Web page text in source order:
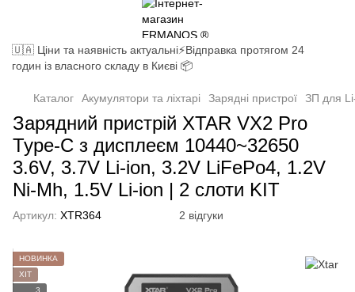
🇺🇦 Ціни та наявність актуальні⚡Відправка протягом 24
годин із власного складу в Києві 📦
Каталог Акумулятори та ліхтарі Зарядні пристрої ЗП для
Зарядний пристрій XTAR VX2 Pro
Type-C з дисплеєм 10440~32650
3.6V, 3.7V Li-ion, 3.2V LiFePo4, 1.2V
Ni-Mh, 1.5V Li-ion | 2 слоти KIT
Артикул: XTR364 2 відгуки
НОВИНКА
ХІТ
3